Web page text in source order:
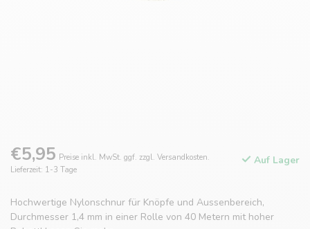
€5,95 Preise inkl. MwSt. ggf. zzgl. Versandkosten.
Lieferzeit: 1-3 Tage
Auf Lager
Hochwertige Nylonschnur für Knöpfe und Aussenbereich,
Durchmesser 1,4 mm in einer Rolle von 40 Metern mit hoher